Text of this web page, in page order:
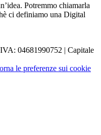
Potremmo chiamarla
ci definiamo una Digital
04681990752 | Capitale
le preferenze sui cookie